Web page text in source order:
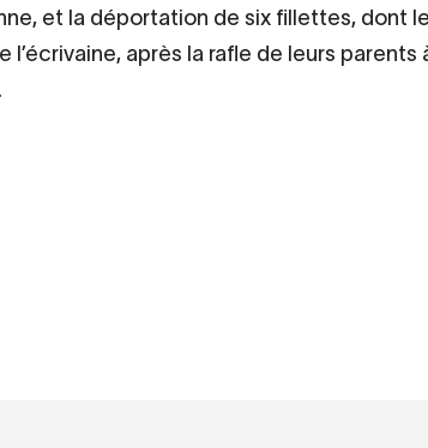
et la déportation de six fillettes, dont
après la rafle de leurs parents